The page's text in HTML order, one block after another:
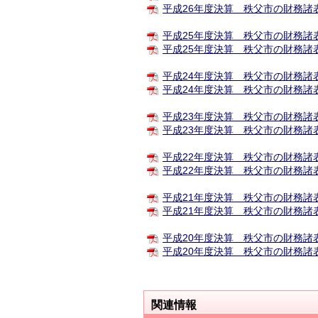
平成26年度決算 秩父市の財務諸
平成25年度決算 秩父市の財務諸
平成25年度決算 秩父市の財務諸
平成24年度決算 秩父市の財務諸
平成24年度決算 秩父市の財務諸
平成23年度決算 秩父市の財務諸
平成23年度決算 秩父市の財務諸
平成22年度決算 秩父市の財務諸
平成22年度決算 秩父市の財務諸
平成21年度決算 秩父市の財務諸
平成21年度決算 秩父市の財務諸
平成20年度決算 秩父市の財務諸
平成20年度決算 秩父市の財務諸
関連情報